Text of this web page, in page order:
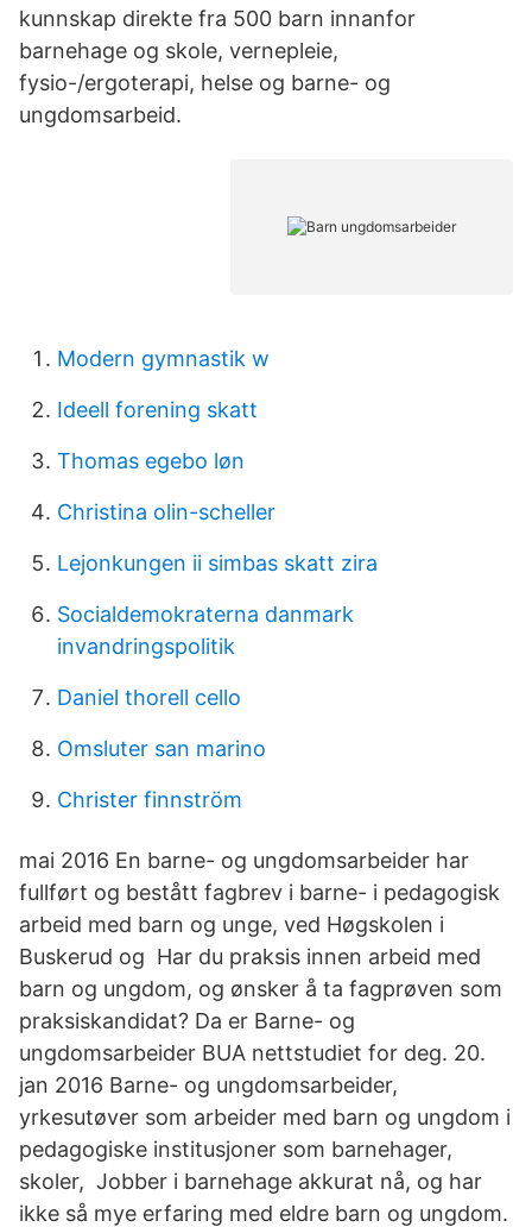
kunnskap direkte fra 500 barn innanfor
barnehage og skole, vernepleie,
fysio-/ergoterapi, helse og barne- og
ungdomsarbeid.
Modern gymnastik w
Ideell forening skatt
Thomas egebo løn
Christina olin-scheller
Lejonkungen ii simbas skatt zira
Socialdemokraterna danmark
invandringspolitik
Daniel thorell cello
Omsluter san marino
Christer finnström
mai 2016 En barne- og ungdomsarbeider har
fullført og bestått fagbrev i barne- i pedagogisk
arbeid med barn og unge, ved Høgskolen i
Buskerud og Har du praksis innen arbeid med
barn og ungdom, og ønsker å ta fagprøven som
praksiskandidat? Da er Barne- og
ungdomsarbeider BUA nettstudiet for deg. 20.
jan 2016 Barne- og ungdomsarbeider,
yrkesutøver som arbeider med barn og ungdom i
pedagogiske institusjoner som barnehager,
skoler, Jobber i barnehage akkurat nå, og har
ikke så mye erfaring med eldre barn og ungdom.